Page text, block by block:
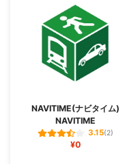
NAVITIME(ナビタイム)
NAVITIME
3.15(2)
¥0